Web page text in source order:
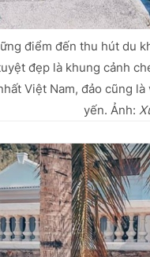
điểm đến thu hút du
đẹp là khung cảnh
Việt Nam, đảo cũng
yến. Ảnh: